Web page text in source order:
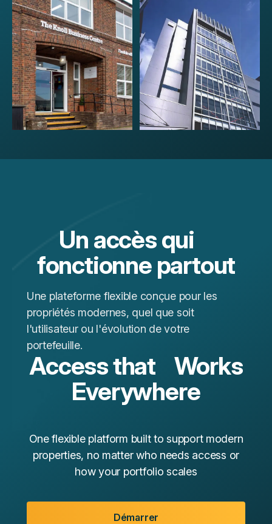
Un accès qui
fonctionne partout
Une plateforme flexible conçue pour les
propriétés modernes, quel que soit
l'utilisateur ou l'évolution de votre
portefeuille.
Access that Works
Everywhere
One flexible platform built to support modern
properties, no matter who needs access or
how your portfolio scales
Démarrer